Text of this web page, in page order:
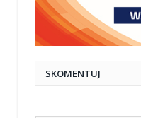
SKOMENTUJ